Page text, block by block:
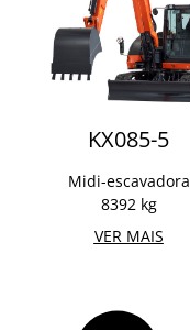
KX085-5
Midi-escavadora
8392 kg
VER MAIS